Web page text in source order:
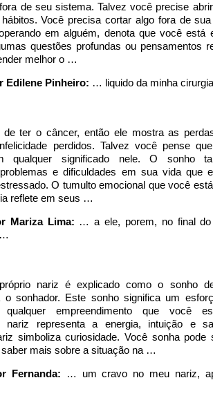
de seu sistema. Talvez você precise
Você precisa cortar algo fora de
em alguém, denota que você está
questões profundas ou pensamentos
melhor o …
Edilene Pinheiro: … liquido da minha cirurgia
ter o câncer, então ele mostra as
perdidos. Talvez você pense
qualquer significado nele. O sonho
e dificuldades em sua vida que
O tumulto emocional que você
reflete em seus …
Mariza Lima: … a ele, porem, nofinal do
…
nariz é explicado como o sonho
o sonhador. Este sonho significa um
qualquer empreendimento que você
nariz representa a energia, intuição e
simboliza curiosidade. Você sonha pode
mais sobre a situação na …
Fernanda: … um cravo no meu nariz,